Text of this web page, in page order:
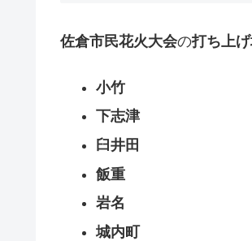
佐倉市民花火大会の打ち上
小竹
下志津
臼井田
飯重
岩名
城内町